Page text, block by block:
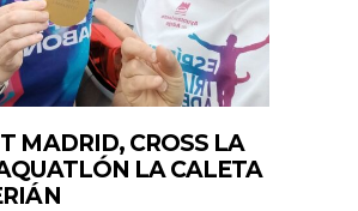
MADRID, CROSS LA
LA CALETA